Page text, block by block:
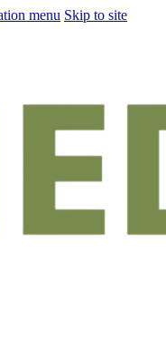
menu Skip to site